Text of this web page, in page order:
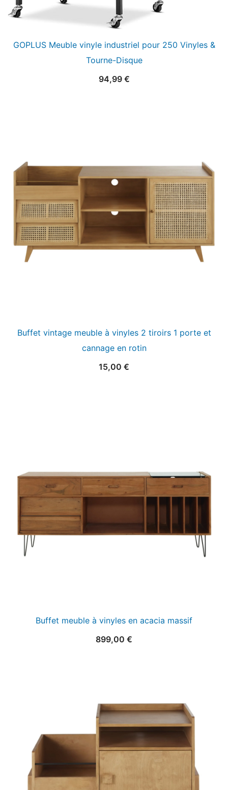
GOPLUS Meuble vinyle industriel pour 250 Vinyles &
Tourne-Disque
94,99 €
Buffet vintage meuble à vinyles 2 tiroirs 1 porte et
cannage en rotin
15,00 €
Buffet meuble à vinyles en acacia massif
899,00 €